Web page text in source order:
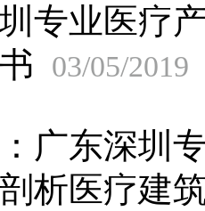
专业医疗
03/05/2019
广东深圳
析医疗建